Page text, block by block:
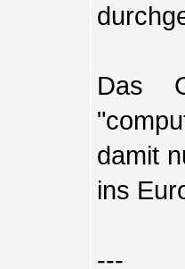
Das
damit
ins
---